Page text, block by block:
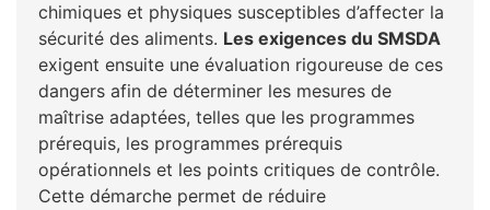
chimiques et physiques susceptibles d’affecter la
sécurité des aliments. Les exigences du SMSDA
exigent ensuite une évaluation rigoureuse de ces
dangers afin de déterminer les mesures de
maîtrise adaptées, telles que les programmes
prérequis, les programmes prérequis
opérationnels et les points critiques de contrôle.
Cette démarche permet de réduire